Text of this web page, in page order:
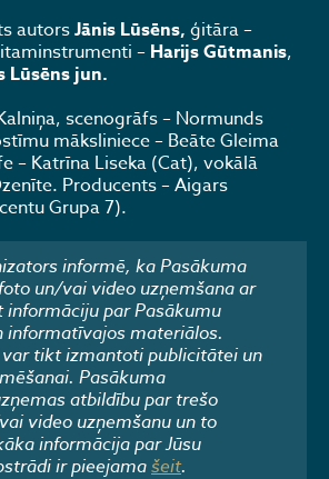
autorsJānis Lūsēns, ģitāra –
– Harijs Gūtmanis,
Lūsēns jun.
scenogrāfs – Normunds
māksliniece – Beāte Gleima
– Katrīna Liseka (Cat), vokālā
Producents – Aigars
Grupa 7).
informē, ka Pasākuma
un/vai video uzņemšana ar
par Pasākumu
informatīvajos materiālos.
tikt izmantoti publicitātei un
Pasākuma
atbildību par trešo
video uzņemšanu un to
informācija par Jūsu
ir pieejamašeit.